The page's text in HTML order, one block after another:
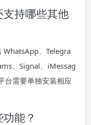
持哪些其他
WhatsApp、Telegra
、Signal、iMessag
台需要单独安装相应
能？